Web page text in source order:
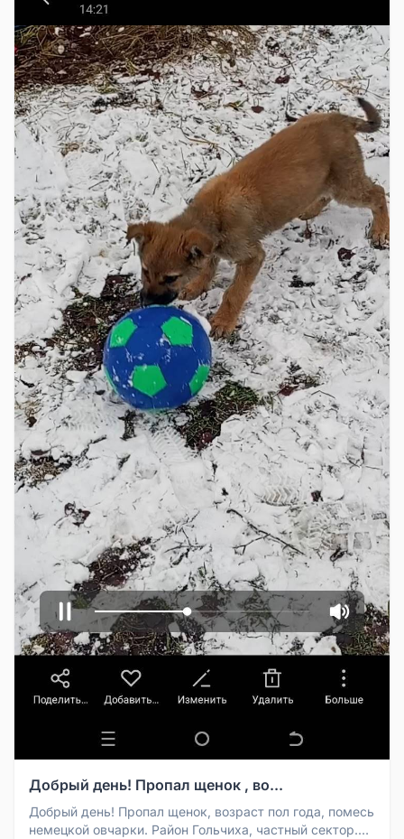
Добрый день! Пропал щенок , во...
Добрый день! Пропал щенок, возраст пол года, помесь
немецкой овчарки. Район Гольчиха, частный сектор.